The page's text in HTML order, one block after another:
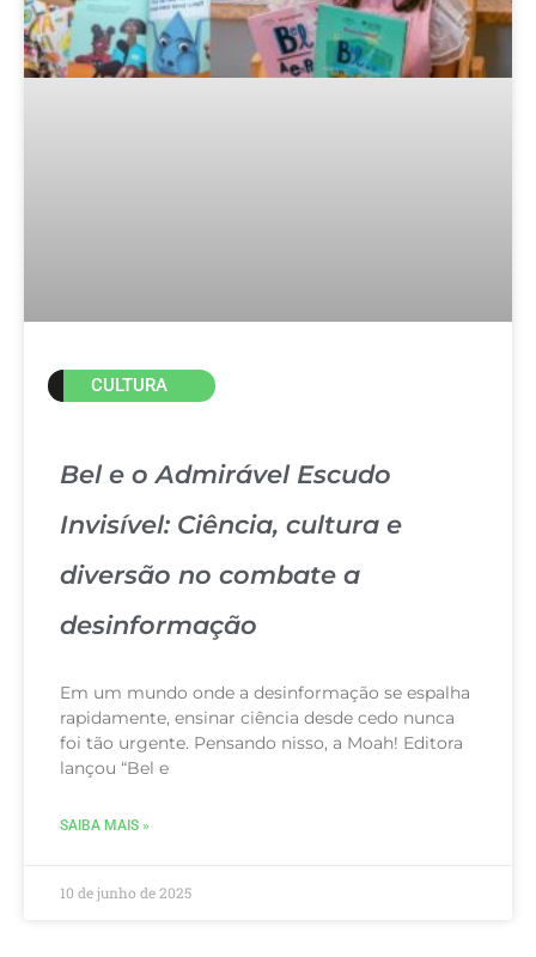
CULTURA
Bel e o Admirável Escudo
Invisível: Ciência, cultura e
diversão no combate a
desinformação
Em um mundo onde a desinformação se espalha
rapidamente, ensinar ciência desde cedo nunca
foi tão urgente. Pensando nisso, a Moah! Editora
lançou “Bel e
SAIBA MAIS »
10 de junho de 2025